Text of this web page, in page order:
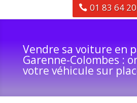
01 83 64
Vendre sa voiture en
Garenne-Colombes :
votre véhicule sur